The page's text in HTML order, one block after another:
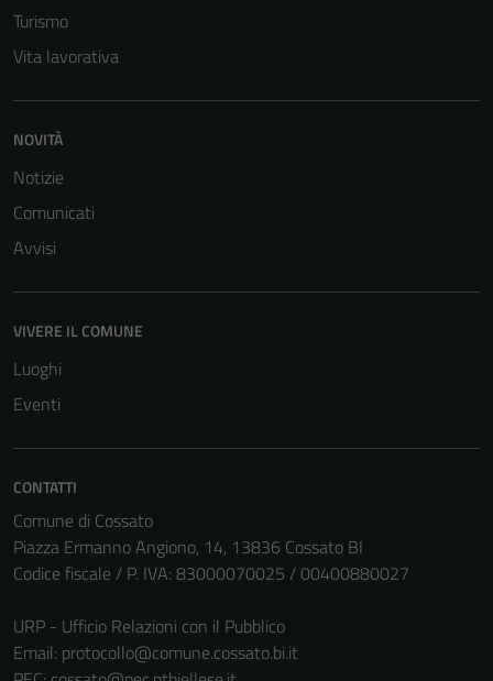
Turismo
Vita lavorativa
NOVITÀ
Notizie
Comunicati
Avvisi
VIVERE IL COMUNE
Luoghi
Eventi
CONTATTI
Comune di Cossato
Piazza Ermanno Angiono, 14, 13836 Cossato BI
Codice fiscale / P. IVA: 83000070025 / 00400880027
URP - Ufficio Relazioni con il Pubblico
Email: protocollo@comune.cossato.bi.it
Tecnici
Questi cookie